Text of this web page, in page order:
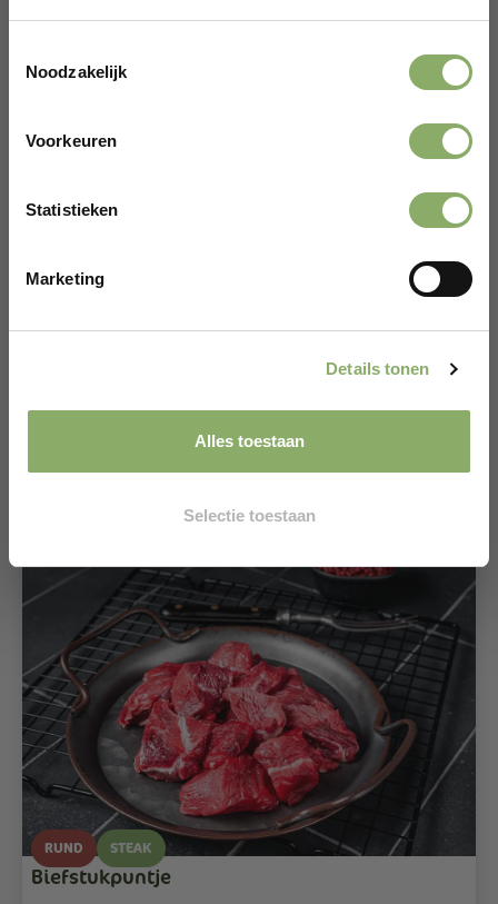
Noodzakelijk
Voorkeuren
Statistieken
Marketing
Details tonen
Alles toestaan
Selectie toestaan
RUND
Kogelbiefstuk Grasgevoerd – 2 stuks van 165
RUND STEAK
Biefstukpuntje
Er wacht een kortingscode op je.